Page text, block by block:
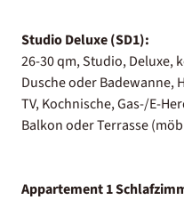
Studio Deluxe (SD1):
26-30 qm, Studio,
Dusche oder Badewanne,
TV, Kochnische, Gas-/E-
Balkon oder Terrasse
Appartement 1